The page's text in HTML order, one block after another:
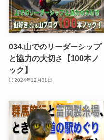
034.山でのリーダーシップ
と協力の大切さ【100本ノ
ック】
2024年12月31日